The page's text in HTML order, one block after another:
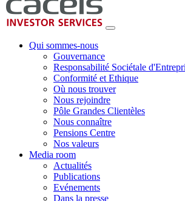
Qui sommes-nous
Gouvernance
Responsabilité Sociétale
Conformité et Ethique
Où nous trouver
Nous rejoindre
Pôle Grandes Clientèles
Nous connaître
Pensions Centre
Nos valeurs
Media room
Actualités
Publications
Evénements
Dans la presse